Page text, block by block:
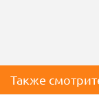
Также